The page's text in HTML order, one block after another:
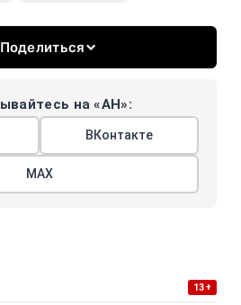
Поделиться
на «АН»:
ВКонтакте
МАХ
13+